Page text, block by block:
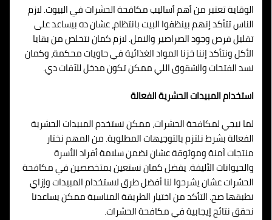
الوقاية تعتبر من أهم أساليب مكافحة الحشرات في البيوت. لازم
الناس تتأكد إنهم بينظفوا البيت بانتظام، عشان ده بيساعد على
تقليل فرص وجود الصراصير والنمل. لازم كمان نتخلص من بقايا
الأكل ونتأكد إننا خزنا المواد الغذائية في حاويات محكمة، وكمان
نسد الفتحات والشقوق اللي ممكن تكون مدخل للآفات دي.
استخدام المبيدات الحشرية الفعالة
لما نيجي لمكافحة الحشرات، ممكن نستخدم المبيدات الحشرية
الفعالة بشرط نلتزم بالتوجيهات المطلوبة. من المهم نختار
منتجات آمنة وموثوقة عشان نضمن سلامة أفراد الأسرة
والحيوانات الأليفة. يفضل كمان نستعين بمتخصصين في مكافحة
الحشرات عشان يشرحوا لنا أفضل طرق لاستخدام المبيدات وإزاي
نطبقها صح. التأكد من اختيار الطريقة المناسبة ممكن يساعدنا
نحقق نتائج إيجابية في مكافحة الحشرات.